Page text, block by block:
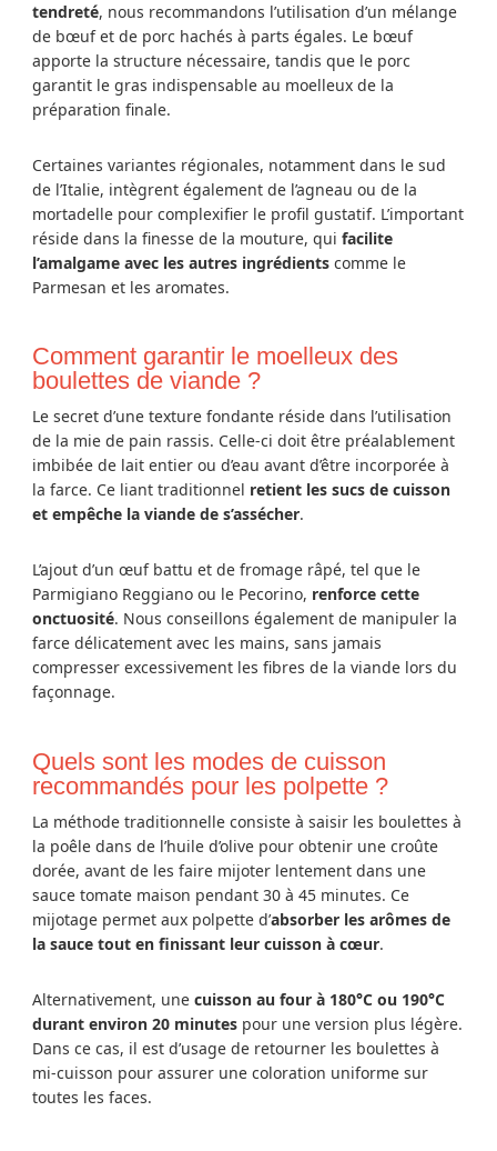
tendreté, nous recommandons l’utilisation d’un mélange
de bœuf et de porc hachés à parts égales. Le bœuf
apporte la structure nécessaire, tandis que le porc
garantit le gras indispensable au moelleux de la
préparation finale.
Certaines variantes régionales, notamment dans le sud
de l’Italie, intègrent également de l’agneau ou de la
mortadelle pour complexifier le profil gustatif. L’important
réside dans la finesse de la mouture, qui facilite
l’amalgame avec les autres ingrédientscomme le
Parmesan et les aromates.
Comment garantir le moelleux des
boulettes de viande ?
Le secret d’une texture fondante réside dans l’utilisation
de la mie de pain rassis. Celle-ci doit être préalablement
imbibée de lait entier ou d’eau avant d’être incorporée à
la farce. Ce liant traditionnel retient les sucs de cuisson
et empêche la viande de s’assécher.
L’ajout d’un œuf battu et de fromage râpé, tel que le
Parmigiano Reggiano ou le Pecorino, renforce cette
onctuosité. Nous conseillons également de manipuler la
farce délicatement avec les mains, sans jamais
compresser excessivement les fibres de la viande lors du
façonnage.
Quels sont les modes de cuisson
recommandés pour les polpette ?
La méthode traditionnelle consiste à saisir les boulettes à
la poêle dans de l’huile d’olive pour obtenir une croûte
dorée, avant de les faire mijoter lentement dans une
sauce tomate maison pendant 30 à 45 minutes. Ce
mijotage permet aux polpette d’absorber les arômes de
la sauce tout en finissant leur cuisson à cœur.
Alternativement, une cuisson au four à 180°C ou 190°C
durant environ 20 minutespour une version plus légère.
Dans ce cas, il est d’usage de retourner les boulettes à
mi-cuisson pour assurer une coloration uniforme sur
toutes les faces.